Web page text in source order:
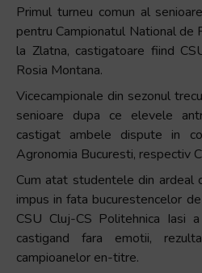
Primul turneu comun al
pentru Campionatul National de
la Zlatna, castigatoare fiind
Rosia Montana.
Vicecampionale din sezonul
senioare dupa ce elevele
castigat ambele dispute in
Agronomia Bucuresti, respectiv
Cum atat studentele din ardeal
impus in fata bucurestencelor
CSU Cluj-CS Politehnica Iasi
castigand fara emotii,
campioanelor en-titre.